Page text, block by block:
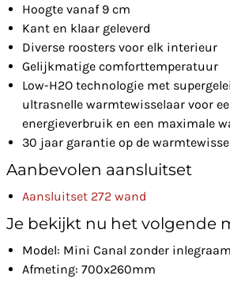
Hoogte vanaf 9 cm
Kant en klaar geleverd
Diverse roosters voor elk interieur
Gelijkmatige comforttemperatuur
Low-H2O technologie met
ultrasnelle warmtewisselaar voor
energieverbruik en een maximale
30 jaar garantie op de
Aanbevolen aansluitset
Aansluitset 272 wand
Je bekijkt nu het volgende
Model: Mini Canal zonder
Afmeting: 700x260mm